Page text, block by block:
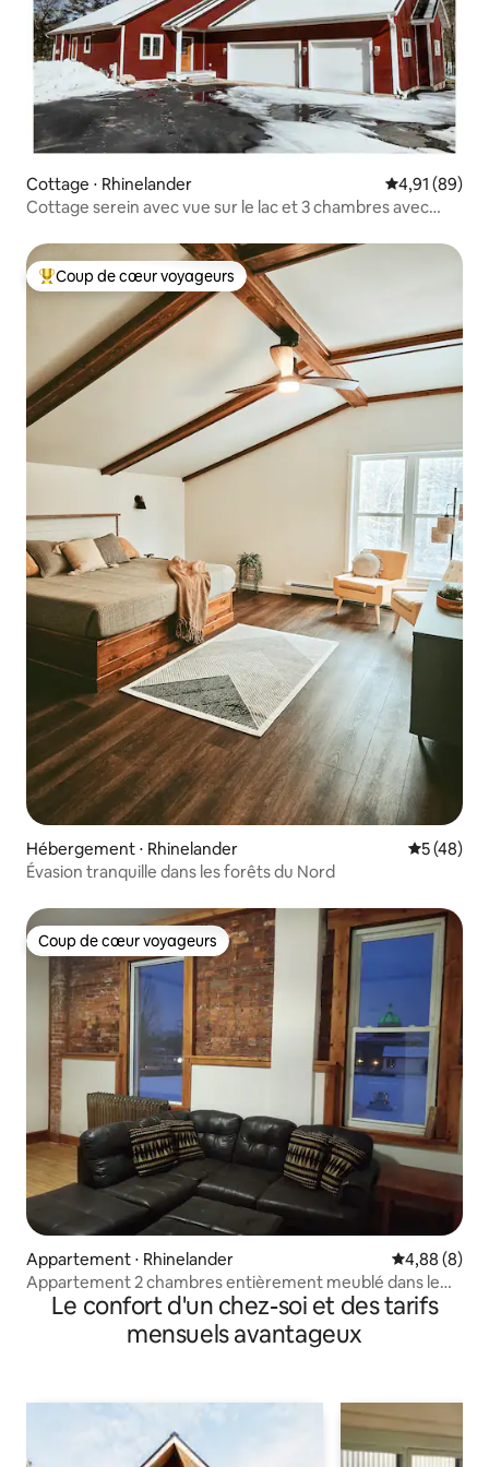
Cottage ⋅ Rhinelander Évaluation
4,91 (89)
Cottage serein avec vue sur le lac et 3 chambres avec
Coups de cœur voyageurs les plus appréciés
Coup de cœur voyageurs
Hébergement ⋅ Rhinelander
5 (48)
Évasion tranquille dans les forêts du Nord
Coup de cœur voyageurs
Coup de cœur voyageurs
Appartement ⋅ Rhinelander Évaluation
4,88 (8)
Appartement 2 chambres entièrement meublé dans le
centre-ville de Rhinelander
Le confort d'un chez-soi et des tarifs
mensuels avantageux